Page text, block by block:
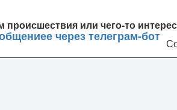
происшествия или чего-то